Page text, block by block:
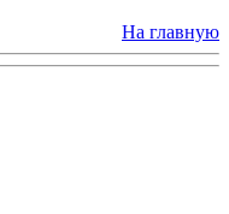
На главную